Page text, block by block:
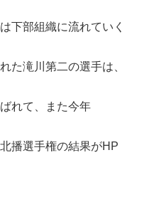
下部組織に流れていく
た滝川第二の選手は、
れて、また今年
播選手権の結果がHP